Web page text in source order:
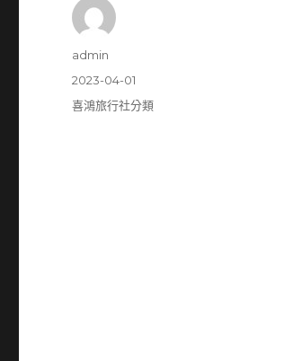
作
admin
發
佈
2023-04-01
分
喜鴻旅行社分類